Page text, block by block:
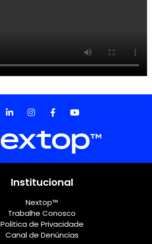
Institucional
Nextop™
Trabalhe Conosco
Politica de Privacidade
Canal de Denúncias